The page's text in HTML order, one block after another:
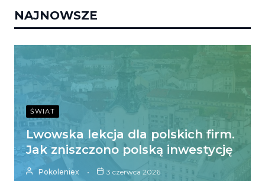
NAJNOWSZE
ŚWIAT
Lwowska lekcja dla polskich firm.
Jak zniszczono polską inwestycję
Pokoleniex 3 czerwca 2026